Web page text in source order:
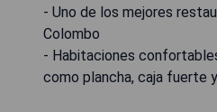
- Uno de los mejores
Colombo
- Habitaciones
como plancha, caja fuerte